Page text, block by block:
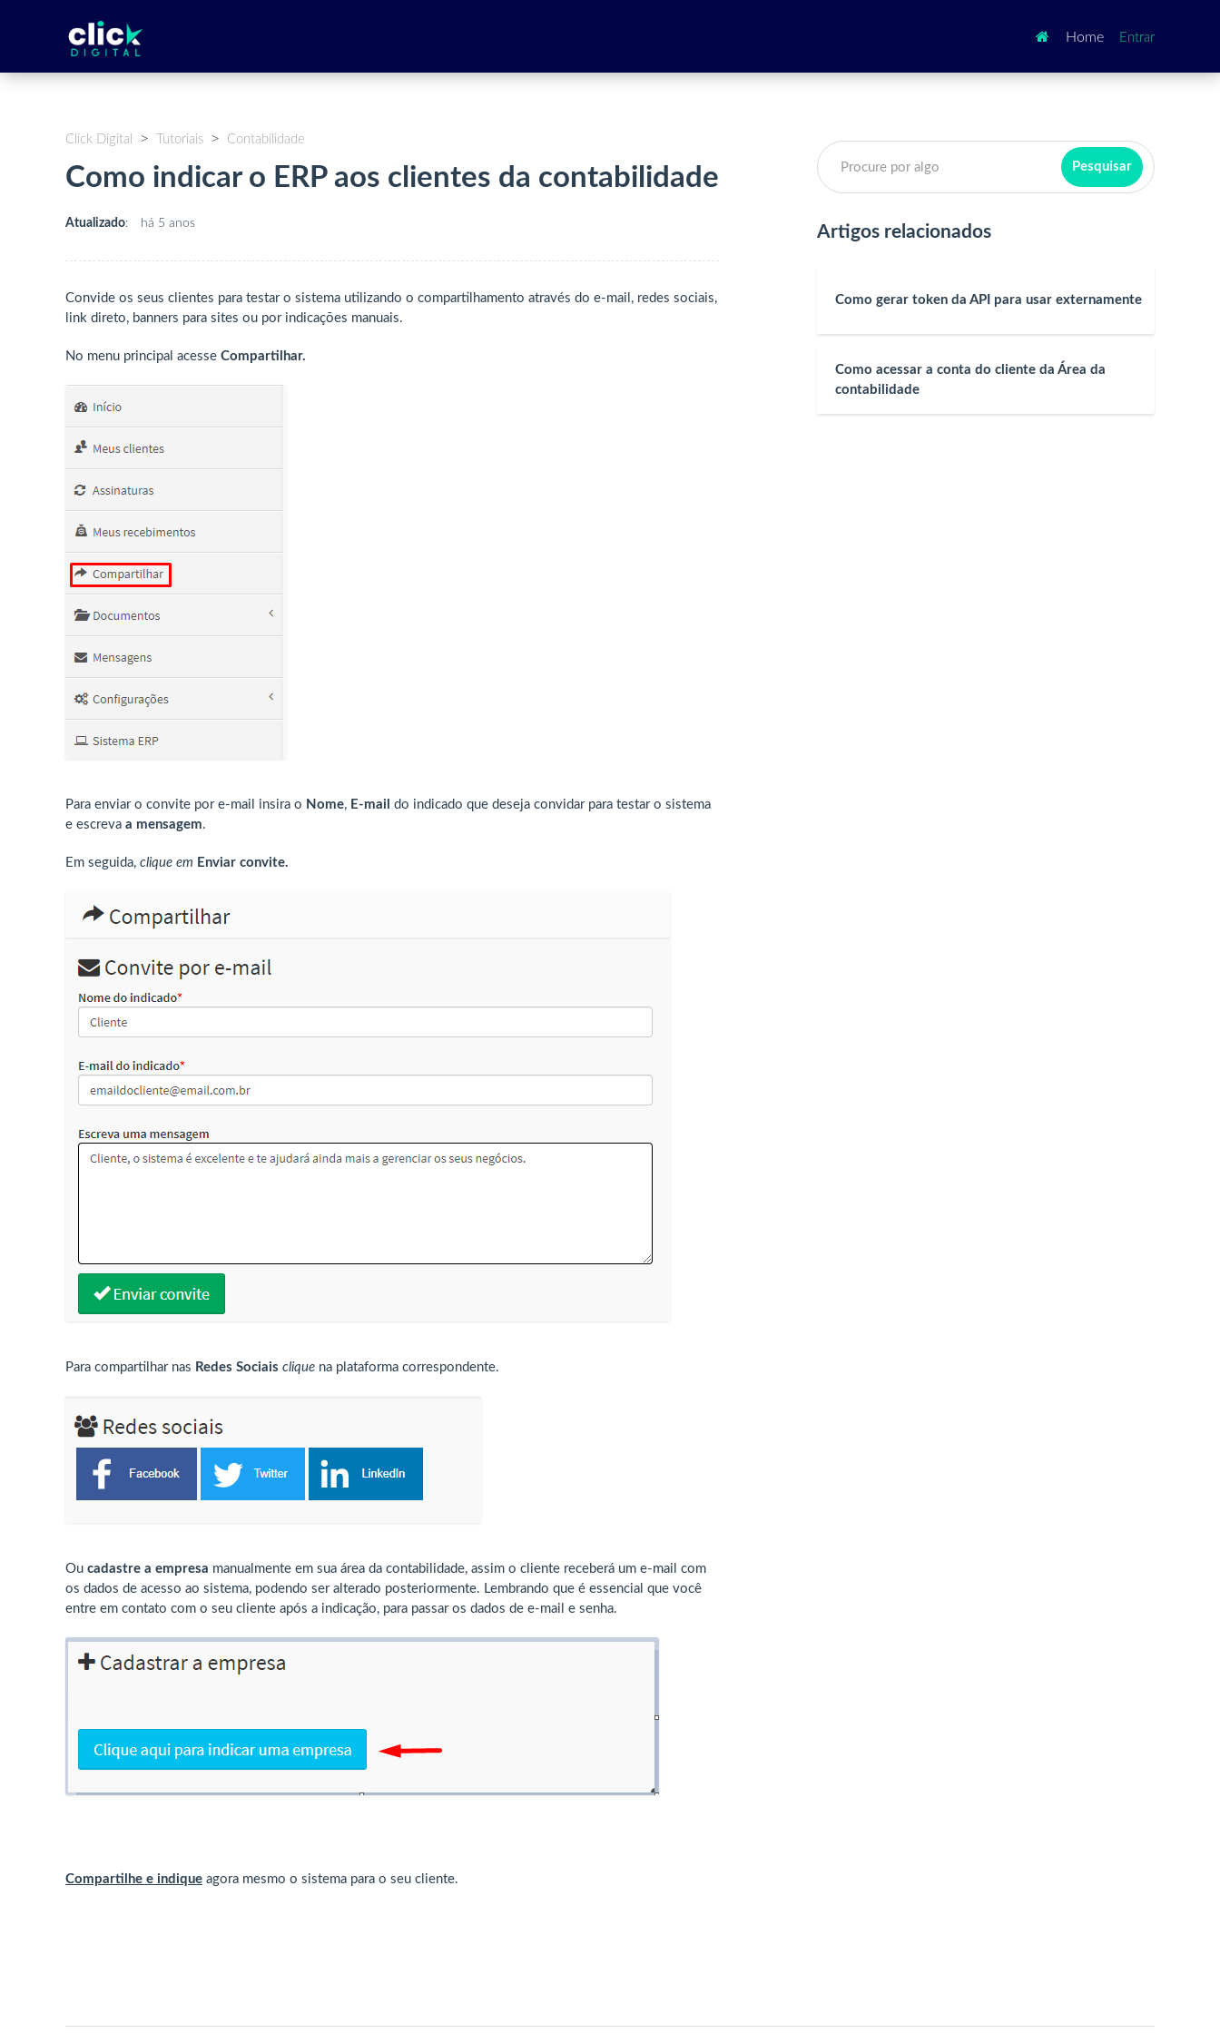
 Home Entrar
Click Digital Tutoriais Contabilidade
Como indicar o ERP aos clientes da contabilidade
Atualizado: há 5 anos
Convide os seus clientes para testar o sistema utilizando o compartilhamento através do e-mail, redes sociais,
link direto, banners para sites ou por indicações manuais.
No menu principal acesse Compartilhar.
Para enviar o convite por e-mail insira o Nome, E-mail do indicado que deseja convidar para testar o sistema
e escreva a mensagem.
Em seguida, clique em Enviar convite.
Para compartilhar nas Redes Sociais clique na plataforma correspondente.
Ou cadastre a empresa manualmente em sua área da contabilidade, assim o cliente receberá um e-mail com
os dados de acesso ao sistema, podendo ser alterado posteriormente. Lembrando que é essencial que você
entre em contato com o seu cliente após a indicação, para passar os dados de e-mail e senha.
Compartilhe e indique agora mesmo o sistema para o seu cliente.
Artigos relacionados
Como gerar token da API para usar externamente
Como acessar a conta do cliente da Área da
contabilidade